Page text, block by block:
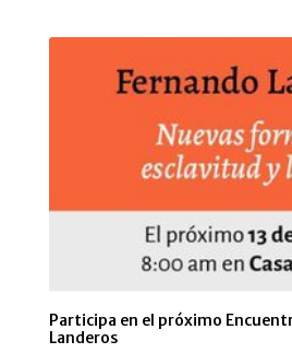
Participa en el próximo
Landeros